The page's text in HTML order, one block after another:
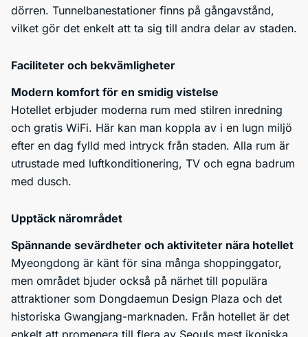
dörren. Tunnelbanestationer finns på gångavstånd,
vilket gör det enkelt att ta sig till andra delar av staden.
Faciliteter och bekvämligheter
Modern komfort för en smidig vistelse
Hotellet erbjuder moderna rum med stilren inredning
och gratis WiFi. Här kan man koppla av i en lugn miljö
efter en dag fylld med intryck från staden. Alla rum är
utrustade med luftkonditionering, TV och egna badrum
med dusch.
Upptäck närområdet
Spännande sevärdheter och aktiviteter nära hotellet
Myeongdong är känt för sina många shoppinggator,
men området bjuder också på närhet till populära
attraktioner som Dongdaemun Design Plaza och det
historiska Gwangjang-marknaden. Från hotellet är det
enkelt att promenera till flera av Seouls mest ikoniska